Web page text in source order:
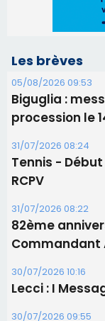
82ème
Commandant
30/07/2026 10:16
Lecci : I
30/07/2026 09:55
Corte : I
Bastia -
Sainte-Marie